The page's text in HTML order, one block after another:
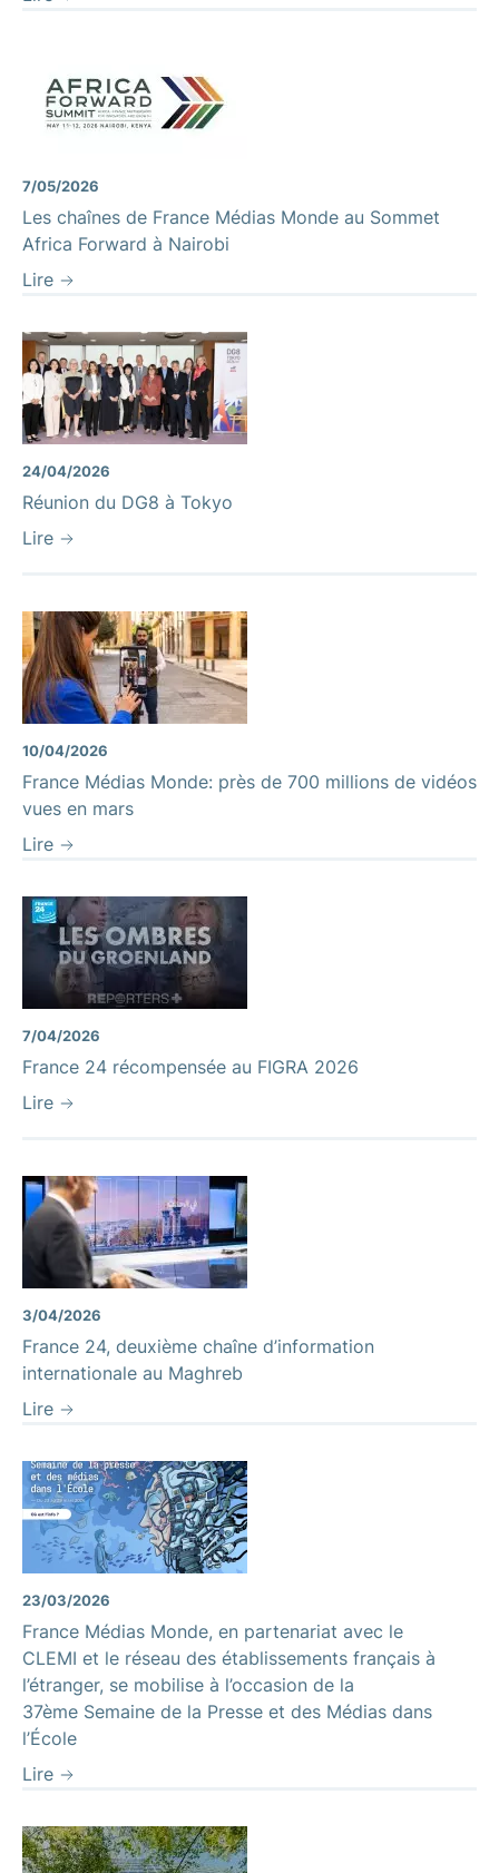
7/05/2026
Les chaînes de France Médias Monde au Sommet
Africa Forward à Nairobi
Lire
24/04/2026
Réunion du DG8 à Tokyo
Lire
10/04/2026
France Médias Monde: près de 700 millions de vidéos
vues en mars
Lire
7/04/2026
France 24 récompensée au FIGRA 2026
Lire
3/04/2026
France 24, deuxième chaîne d’information
internationale au Maghreb
Lire
23/03/2026
France Médias Monde, en partenariat avec le
CLEMI et le réseau des établissements français à
l’étranger, se mobilise à l’occasion de la
37ème Semaine de la Presse et des Médias dans
l’École
Lire